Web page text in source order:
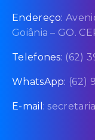
Endereço:
Goiânia – GO.
Telefones: (62)
WhatsApp: (62)
E-mail: